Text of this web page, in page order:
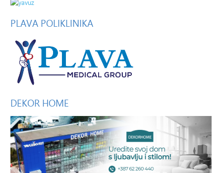
PLAVA POLIKLINIKA
DEKOR HOME